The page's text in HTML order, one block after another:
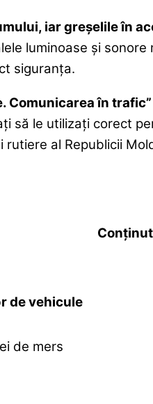
iar greșelile în
luminoase și
siguranța.
Comunicarea în trafic”
să le utilizați corect
al Republicii
de vehicule
de mers